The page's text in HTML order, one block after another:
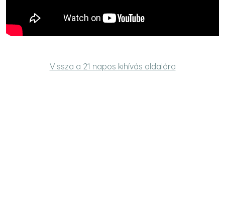
Vissza a 21 napos kihívás oldalára